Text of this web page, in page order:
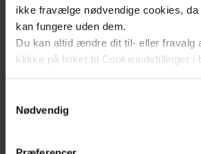
ikke fravælge nødvendige cookies,
kan fungere uden dem.
Du kan altid ændre dit til- eller fravalg
klikke på linket til Cookieindstillinger i
hjemmesiden.
Læs mere om brugen af cookies på
Læs mere om vores behandling af
Nødvendig
renovering. Læs mere om at
Sjællands regionsråd har
renovering af svømmehallen
Refsnæs - Synscenter
Vi glæder os til forhåbentligt
en nyrenoveret svømmehal i
2027.